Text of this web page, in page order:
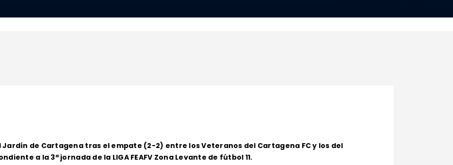
Jardín de Cartagena tras el empate (2-2) entre los Veteranos del Cartagena FC y los del
a la 3ª jornada de la LIGA FEAFV Zona Levante de fútbol 11.